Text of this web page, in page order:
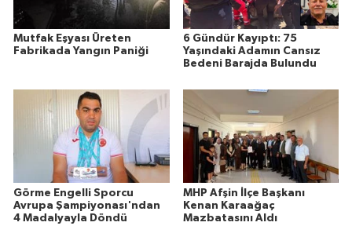
Mutfak Eşyası Üreten
Fabrikada Yangın Paniği
6 Gündür Kayıptı: 75
Yaşındaki Adamın Cansız
Bedeni Barajda Bulundu
Görme Engelli Sporcu
Avrupa Şampiyonası'ndan
4 Madalyayla Döndü
MHP Afşin İlçe Başkanı
Kenan Karaağaç
Mazbatasını Aldı